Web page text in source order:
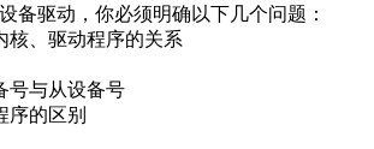
备驱动，你必须明确以下几个问题：
核、驱动程序的关系
号与从设备号
序的区别